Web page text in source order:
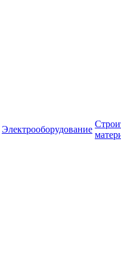
Электрооборудование